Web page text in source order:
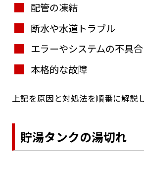
配管の凍結
断水や水道トラブル
エラーやシステムの不具合
本格的な故障
上記を原因と対処法を順番に解説し
貯湯タンクの湯切れ